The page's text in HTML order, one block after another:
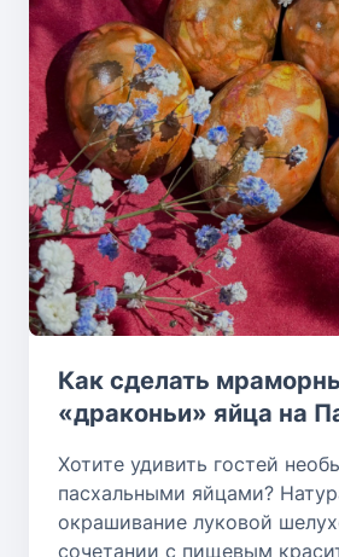
Как сделать
«драконьи» яйца на
Хотите удивить гостей
пасхальными яйцами?
окрашивание луковой
сочетании с пищевым